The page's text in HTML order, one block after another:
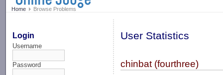
Home Browse Problems
Login
Username
Password
User Statistics
chinbat (fourthree)